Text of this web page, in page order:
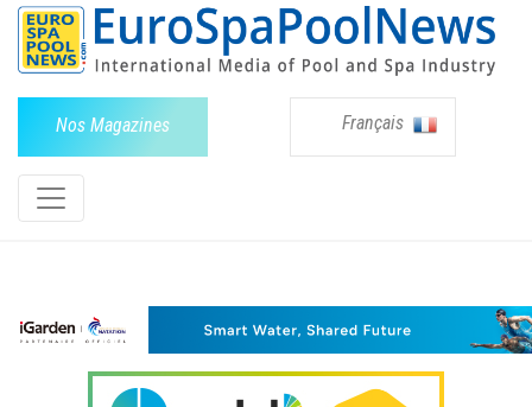
Nos Magazines Français